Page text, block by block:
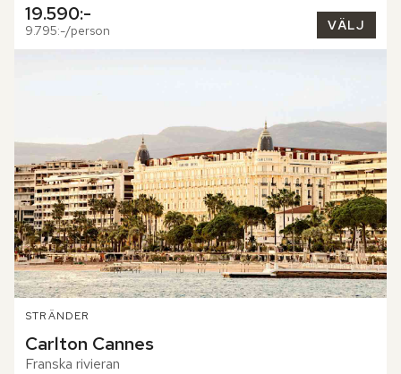
19.590:-
9.795:-/person VÄLJ
STRÄNDER
Carlton Cannes
Franska rivieran